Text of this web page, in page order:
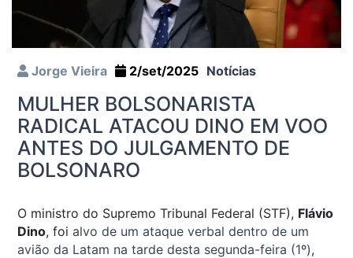
Jorge Vieira 2/set/2025 Notícias
MULHER BOLSONARISTA
RADICAL ATACOU DINO EM VOO
ANTES DO JULGAMENTO DE
BOLSONARO
O ministro do Supremo Tribunal Federal (STF), Flávio
Dino, foi alvo de um ataque verbal dentro de um
avião da Latam na tarde desta segunda-feira (1º),